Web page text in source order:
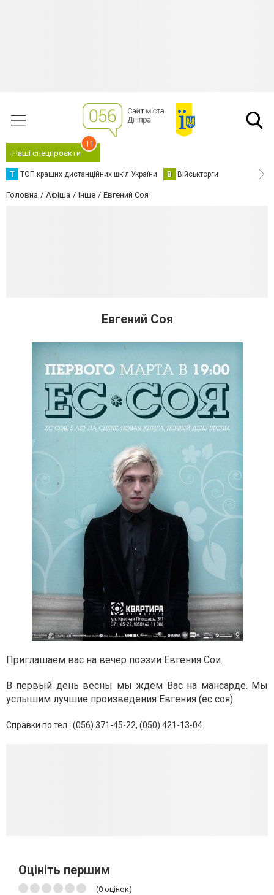
Наші спецпроєкти
11
Т ТОП кращих дистанційних шкіл України В Військторги
Головна Афіша Інше Евгений Соя
Евгений Соя
Приглашаем вас на вечер поэзии Евгения Сои.
В первый день весны мы ждем Вас на мансарде. Мы
услышим лучшие произведения Евгения (ес соя).
Справки по тел.: (056) 371-45-22, (050) 421-13-04.
Оцініть першим
(0 оцінок)